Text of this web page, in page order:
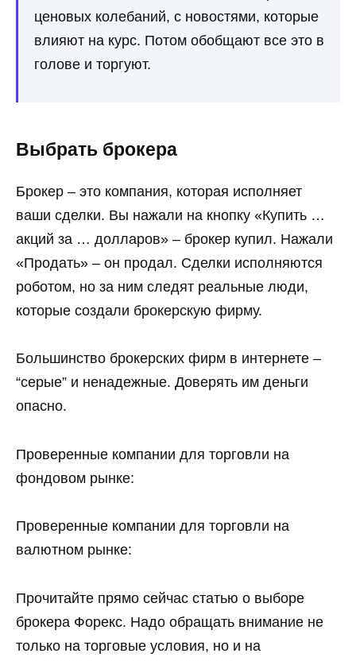
ценовых колебаний, с новостями, которые
влияют на курс. Потом обобщают все это в
голове и торгуют.
Выбрать брокера
Брокер – это компания, которая исполняет
ваши сделки. Вы нажали на кнопку «Купить …
акций за … долларов» – брокер купил. Нажали
«Продать» – он продал. Сделки исполняются
роботом, но за ним следят реальные люди,
которые создали брокерскую фирму.
Большинство брокерских фирм в интернете –
“серые” и ненадежные. Доверять им деньги
опасно.
Проверенные компании для торговли на
фондовом рынке:
Проверенные компании для торговли на
валютном рынке:
Прочитайте прямо сейчас статью о выборе
брокера Форекс. Надо обращать внимание не
только на торговые условия, но и на